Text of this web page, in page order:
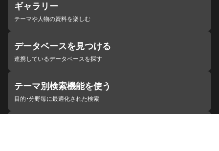
ギャラリー
テーマや人物の資料を楽しむ
データベースを見つける
連携しているデータベースを探す
テーマ別検索機能を使う
目的・分野毎に最適化された検索